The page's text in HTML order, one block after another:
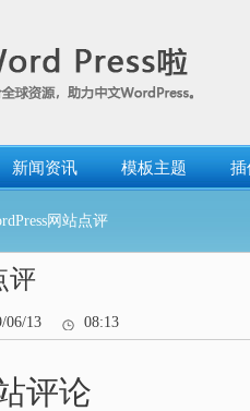
新闻资讯 模板主题 插
网站点评
评
06/13 08:13
评论